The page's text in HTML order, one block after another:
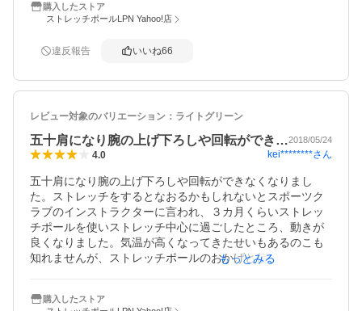
年齢や使用用途により、固さを選ぶ必要があるみたいです
が、私にはとてもよかったです。
り、スマホ触ったり…そんな程度でスッキリ！
それだけ自身の体がバキバキだったのですが(^^;
らもっとあるかな？
散歩やストレッチもなかなかする気にならない私にはとて
も良かったです。
購入したストア
ストレッチポールLPN Yahoo!店
違反報告 いいね66
レビュー対象のバリエーション： ライトグリーン
五十肩になり腕の上げ下ろしや回転ができ…2018/05/24
4.0 kei********さん
五十肩になり腕の上げ下ろしや回転ができなくなりまし
た。ストレッチをするとなおるかもしれないとスポーツク
ラブのインストラクターに言われ、３カ月くらいストレッ
チポールを使いストレッチ中心に過ごしたところ、動きが
良くなりました。気温が高くなってきたせいもあるのこも
知れませんが、ストレッチポールのおかげと信じていま
りましたが、ここは信頼のあるLPNのものにしました。明
もっとみる
購入したストア